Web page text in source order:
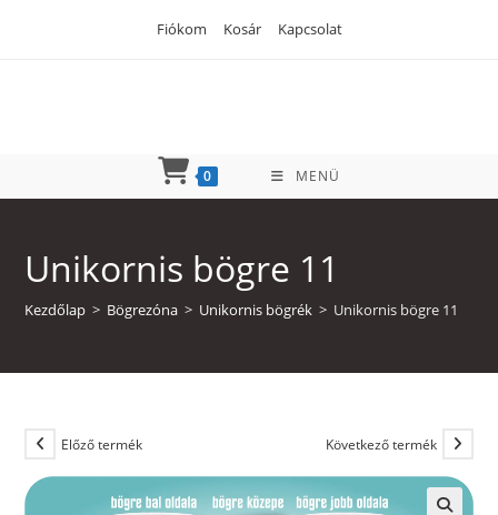
Fiókom Kosár Kapcsolat
0 MENÜ
Unikornis bögre 11
Kezdőlap > Bögrezóna > Unikornis bögrék > Unikornis bögre 11
Előző termék Következő termék